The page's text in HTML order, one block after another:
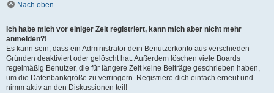
Nach oben
Ich habe mich vor einiger Zeit registriert, kann mich aber nicht mehr
anmelden?!
Es kann sein, dass ein Administrator dein Benutzerkonto aus verschieden
Gründen deaktiviert oder gelöscht hat. Außerdem löschen viele Boards
regelmäßig Benutzer, die für längere Zeit keine Beiträge geschrieben haben,
um die Datenbankgröße zu verringern. Registriere dich einfach erneut und
nimm aktiv an den Diskussionen teil!